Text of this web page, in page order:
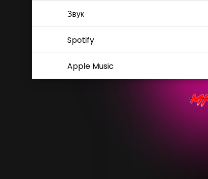
Звук
Spotify
Apple Music